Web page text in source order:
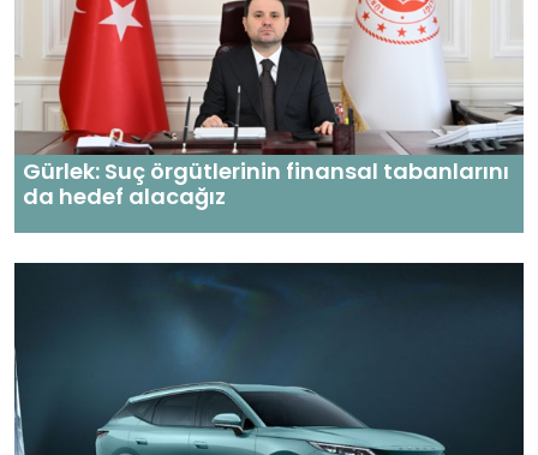
Gürlek: Suç örgütlerinin finansal tabanlarını
da hedef alacağız